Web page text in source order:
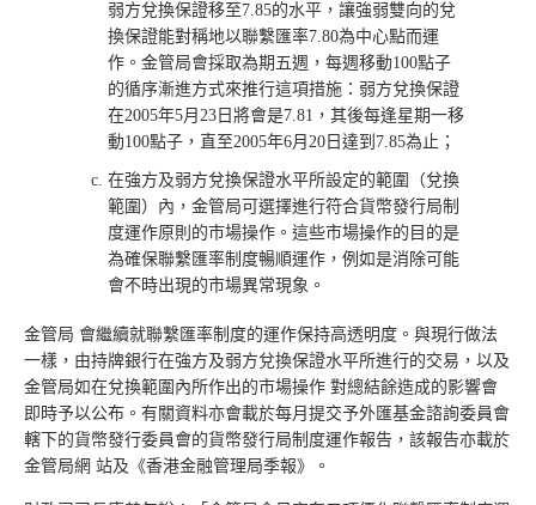
弱方兌換保證移至7.85的水平，讓強弱雙向的兌
換保證能對稱地以聯繫匯率7.80為中心點而運
作。金管局會採取為期五週，每週移動100點子
的循序漸進方式來推行這項措施：弱方兌換保證
在2005年5月23日將會是7.81，其後每逢星期一移
動100點子，直至2005年6月20日達到7.85為止；
在強方及弱方兌換保證水平所設定的範圍（兌換
範圍）內，金管局可選擇進行符合貨幣發行局制
度運作原則的市場操作。這些市場操作的目的是
為確保聯繫匯率制度暢順運作，例如是消除可能
會不時出現的市場異常現象。
金管局 會繼續就聯繫匯率制度的運作保持高透明度。與現行做法
一樣，由持牌銀行在強方及弱方兌換保證水平所進行的交易，以及
金管局如在兌換範圍內所作出的市場操作 對總結餘造成的影響會
即時予以公布。有關資料亦會載於每月提交予外匯基金諮詢委員會
轄下的貨幣發行委員會的貨幣發行局制度運作報告，該報告亦載於
金管局網 站及《香港金融管理局季報》。